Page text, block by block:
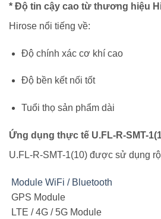
* Độ tin cậy cao từ thương hiệu
Hirose nổi tiếng về:
Độ chính xác cơ khí cao
Độ bền kết nối tốt
Tuổi thọ sản phẩm dài
Ứng dụng thực tế U.FL-R-SMT-
U.FL-R-SMT-1(10) được sử dụng
Module WiFi / Bluetooth
GPS Module
LTE / 4G / 5G Module